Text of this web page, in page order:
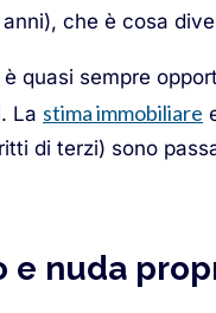
che è cosa
quasi sempre
La stima immobiliare
di terzi) sono
e nuda